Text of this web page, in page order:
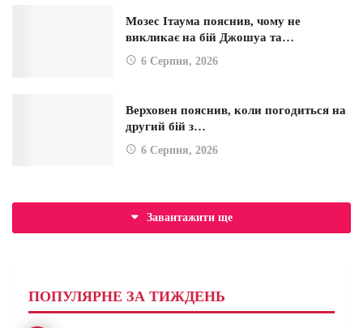
Мозес Ітаума пояснив, чому не
викликає на бій Джошуа та…
6 Серпня, 2026
Верховен пояснив, коли погодиться на
другий бій з…
6 Серпня, 2026
Завантажити ще
ПОПУЛЯРНЕ ЗА ТИЖДЕНЬ